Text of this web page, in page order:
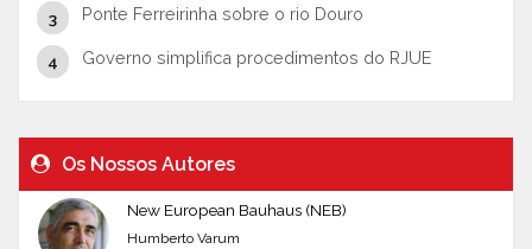
Ponte Ferreirinha sobre o rio Douro
Governo simplifica procedimentos do RJUE
Os Nossos Autores
New European Bauhaus (NEB)
Humberto Varum